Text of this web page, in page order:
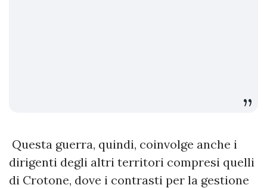
Questa guerra, quindi, coinvolge anche i
dirigenti degli altri territori compresi quelli
di Crotone, dove i contrasti per la gestione